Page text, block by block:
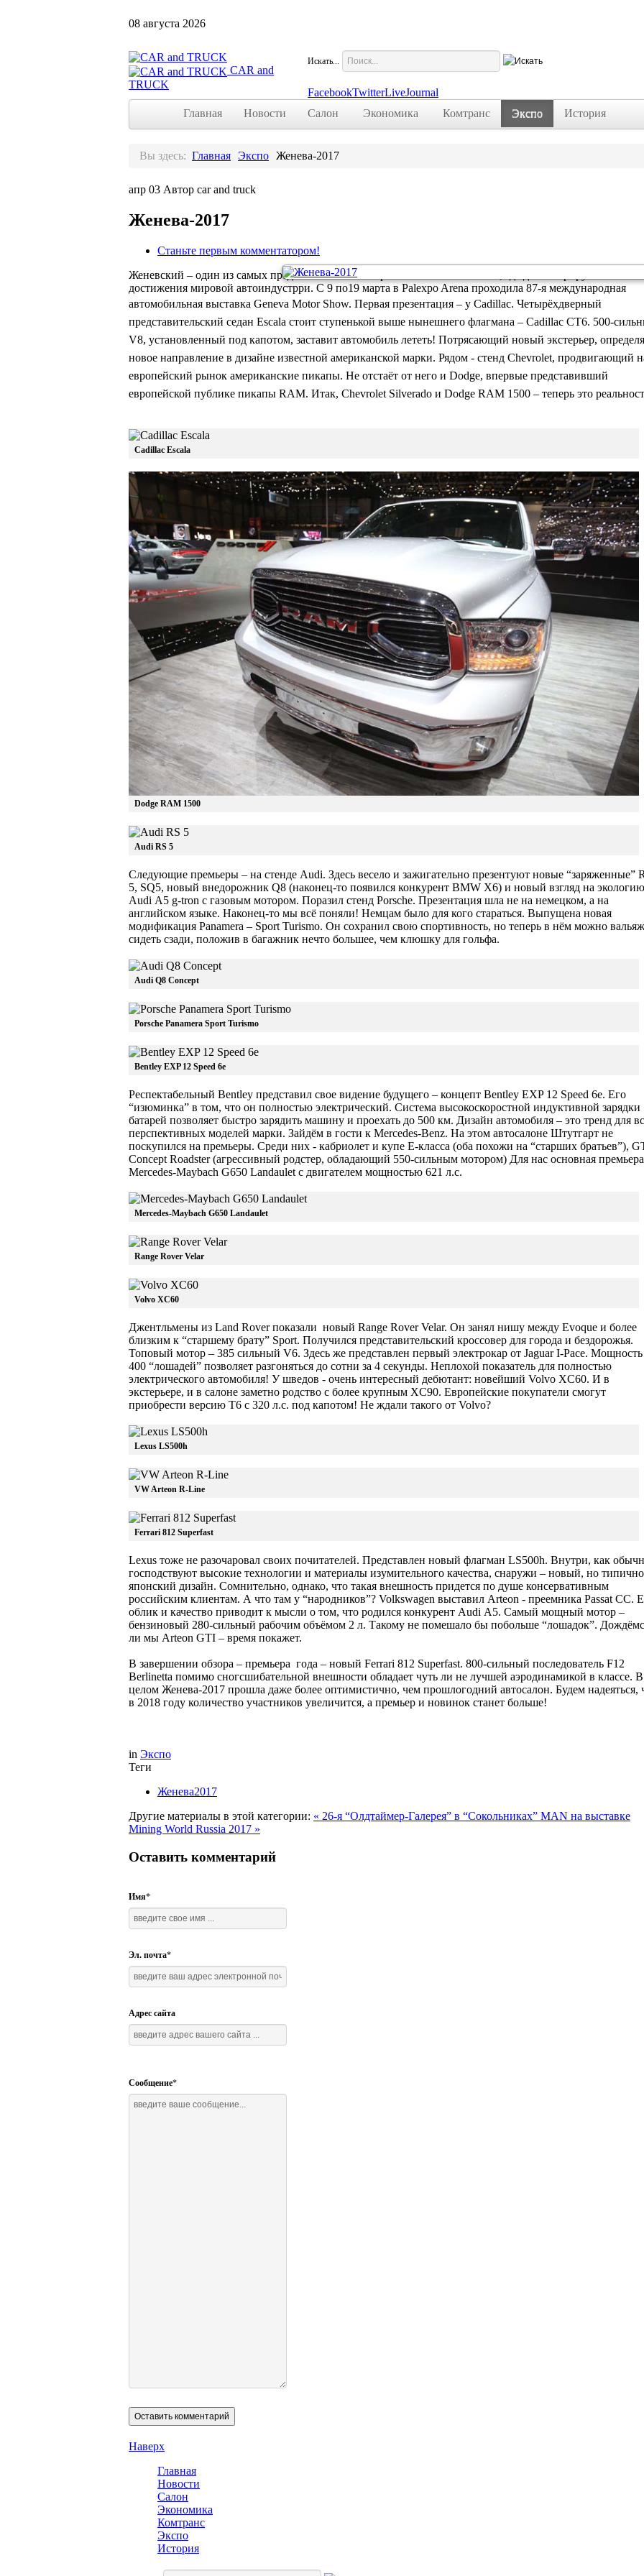
08 августа 2026
CAR and
TRUCK
Искать...
FacebookTwitterLiveJournal
Главная
Новости Салон Экономика Комтранс Экспо История
Вы здесь: Главная Экспо Женева-2017
апр 03 Автор car and truck
Женева-2017
Станьте первым комментатором!
Женевский – один из самых представительных и престижных автосалонов, где демонстрируются
достижения мировой автоиндустрри. С 9 по19 марта в Palexpo Arena проходила 87-я международная
автомобильная выставка Geneva Motor Show. Первая презентация – у Cadillac. Четырёхдверный
представительский седан Escala стоит ступенькой выше нынешнего флагмана – Cadillac CT6. 500-
V8, установленный под капотом, заставит автомобиль лететь! Потрясающий новый экстерьер,
новое направление в дизайне известной американской марки. Рядом - стенд Chevrolet, продвигающий
европейский рынок американские пикапы. Не отстаёт от него и Dodge, впервые представивший
европейской публике пикапы RAM. Итак, Chevrolet Silverado и Dodge RAM 1500 – теперь это
Cadillac Escala
Dodge RAM 1500
Audi RS 5
Следующие премьеры – на стенде Audi. Здесь весело и зажигательно презентуют новые “заряженные”
5, SQ5, новый внедорожник Q8 (наконец-то появился конкурент BMW X6) и новый взгляд на
Audi А5 g-tron с газовым мотором. Поразил стенд Porsche. Презентация шла не на немецком, а на
английском языке. Наконец-то мы всё поняли! Немцам было для кого стараться. Выпущена новая
модификация Panamera – Sport Turismo. Он сохранил свою спортивность, но теперь в нём можно
сидеть сзади, положив в багажник нечто большее, чем клюшку для гольфа.
Audi Q8 Concept
Porsche Panamera Sport Turismo
Bentley EXP 12 Speed 6e
Респектабельный Bentley представил свое видение будущего – концепт Bentley EXP 12 Speed 6e. Его
“изюминка” в том, что он полностью электрический. Система высокоскоростной индуктивной зарядки
батарей позволяет быстро зарядить машину и проехать до 500 км. Дизайн автомобиля – это тренд для
перспективных моделей марки. Зайдём в гости к Mercedes-Benz. На этом автосалоне Штутгарт не
поскупился на премьеры. Среди них - кабриолет и купе E-класса (оба похожи на “старших братьев”),
Concept Roadster (агрессивный родстер, обладающий 550-сильным мотором) Для нас основная
Mercedes-Maybach G650 Landaulet c двигателем мощностью 621 л.с.
Mercedes-Maybach G650 Landaulet
Range Rover Velar
Volvo XC60
Джентльмены из Land Rover показали новый Range Rover Velar. Он занял нишу между Evoque и более
близким к “старшему брату” Sport. Получился представительский кроссовер для города и бездорожья.
Топовый мотор – 385 сильный V6. Здесь же представлен первый электрокар от Jaguar I-Pace. Мощность
400 “лошадей” позволяет разгоняться до сотни за 4 секунды. Неплохой показатель для полностью
электрического автомобиля! У шведов - очень интересный дебютант: новейший Volvo XC60. И в
экстерьере, и в салоне заметно родство с более крупным XC90. Европейские покупатели смогут
приобрести версию T6 с 320 л.с. под капотом! Не ждали такого от Volvo?
Lexus LS500h
VW Arteon R-Line
Ferrari 812 Superfast
Lexus тоже не разочаровал своих почитателей. Представлен новый флагман LS500h. Внутри, как
господствуют высокие технологии и материалы изумительного качества, снаружи – новый, но типично
японский дизайн. Сомнительно, однако, что такая внешность придется по душе консервативным
российским клиентам. А что там у “народников”? Volkswagen выставил Arteon - преемника Passat CC.
облик и качество приводит к мысли о том, что родился конкурент Аudi А5. Самый мощный мотор –
бензиновый 280-сильный рабочим объёмом 2 л. Такому не помешало бы побольше “лошадок”.
ли мы Arteon GTI – время покажет.
В завершении обзора – премьера года – новый Ferrari 812 Superfast. 800-сильный последователь F12
Berlinetta помимо сногсшибательной внешности обладает чуть ли не лучшей аэродинамикой в классе. В
целом Женева-2017 прошла даже более оптимистично, чем прошлогодний автосалон. Будем надеяться,
в 2018 году количество участников увеличится, а премьер и новинок станет больше!
in Экспо
Теги
Женева2017
Другие материалы в этой категории: « 26-я “Олдтаймер-Галерея” в “Сокольниках” MAN на выставке
Mining World Russia 2017 »
Оставить комментарий
Имя*
Эл. почта*
Адрес сайта
Сообщение*
Наверх
Главная
Новости
Салон
Экономика
Комтранс
Экспо
История